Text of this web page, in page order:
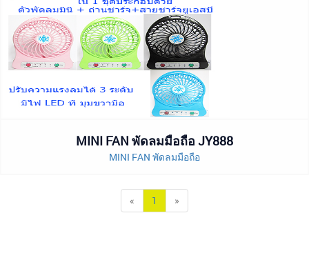
MINI FAN พัดลมมือถือ JY888
MINI FAN พัดลมมือถือ
« 1 »